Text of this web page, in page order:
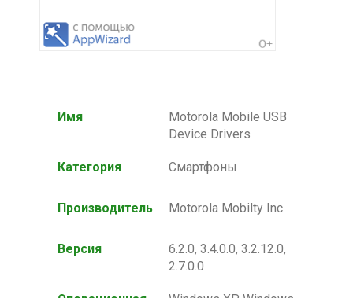
Имя
Motorola Mobile USB
Device Drivers
Категория Смартфоны
Производитель Motorola Mobilty Inc.
Версия
6.2.0, 3.4.0.0, 3.2.12.0,
2.7.0.0